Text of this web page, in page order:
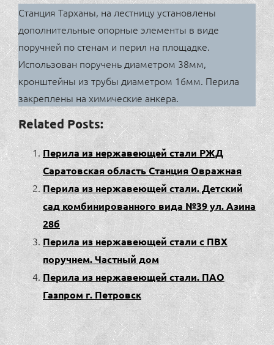
Станция Тарханы, на лестницу установлены
дополнительные опорные элементы в виде
поручней по стенам и перил на площадке.
Использован поручень диаметром 38мм,
кронштейны из трубы диаметром 16мм. Перила
закреплены на химические анкера.
Related Posts:
Перила из нержавеющей стали РЖД
Саратовская область Станция Овражная
Перила из нержавеющей стали. Детский
сад комбинированного вида №39 ул. Азина
28б
Перила из нержавеющей стали с ПВХ
поручнем. Частный дом
Перила из нержавеющей стали. ПАО
Газпром г. Петровск